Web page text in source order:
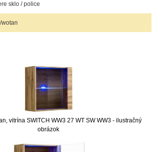
sklo / police
wotan
vitrína SWITCH WW3 27 WT SW WW3 - ilustračný
obrázok